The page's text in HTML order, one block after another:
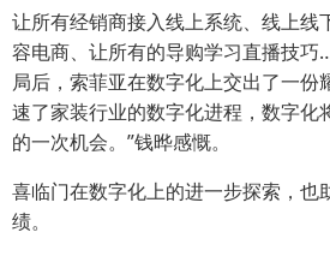
让所有经销商接入线上系统、线上线
容电商、让所有的导购学习直播技
局后，索菲亚在数字化上交出了一份
速了家装行业的数字化进程，数字化
的一次机会。”钱晔感慨。
喜临门在数字化上的进一步探索，也
绩。